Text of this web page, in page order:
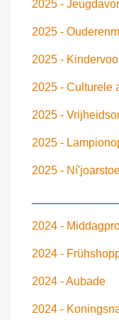
2025 -
2025 -
2025 -
2025 - Culturele
2025 -
2025 -
2025 -
2024 -
2024 -
2024 - Aubade
2024 -